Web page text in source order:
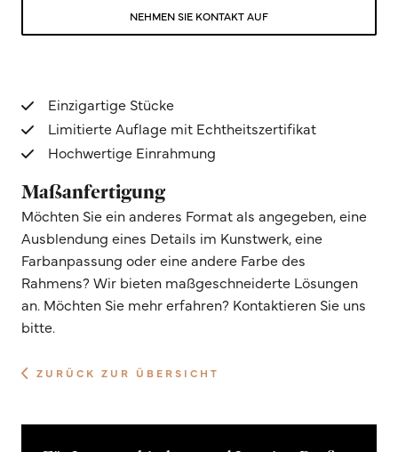
NEHMEN SIE KONTAKT AUF
Einzigartige Stücke
Limitierte Auflage mit Echtheitszertifikat
Hochwertige Einrahmung
Maßanfertigung
Möchten Sie ein anderes Format als angegeben, eine
Ausblendung eines Details im Kunstwerk, eine
Farbanpassung oder eine andere Farbe des
Rahmens? Wir bieten maßgeschneiderte Lösungen
an. Möchten Sie mehr erfahren? Kontaktieren Sie uns
bitte.
ZURÜCK ZUR ÜBERSICHT